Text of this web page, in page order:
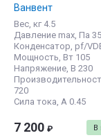
Ванвент
Вес, кг 4.5
Давление max, Па
Конденсатор, pf/
Мощность, Вт 105
Напряжение, В 230
720
Сила тока, А 0.45
В
7 200 ₽